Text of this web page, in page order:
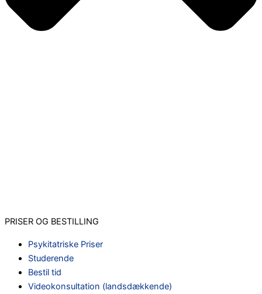
PRISER OG BESTILLING
Psykitatriske Priser
Studerende
Bestil tid
Videokonsultation (landsdækkende)